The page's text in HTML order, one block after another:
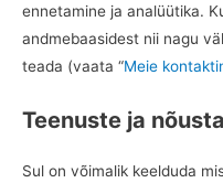
ennetamine ja analüütika.
andmebaasidest nii nagu
teada (vaata “Meie
Teenuste ja
Sul on võimalik keelduda